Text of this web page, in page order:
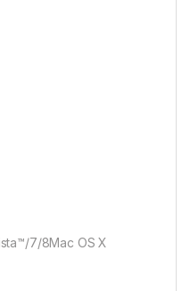
7/8Mac OS X